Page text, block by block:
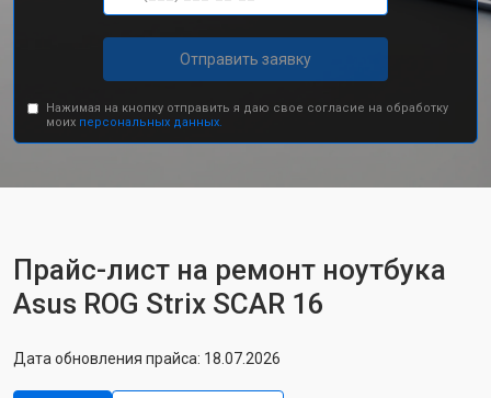
Отправить заявку
Нажимая на кнопку отправить я даю свое согласие на обработку
моих персональных данных.
Прайс-лист на ремонт ноутбука
Asus ROG Strix SCAR 16
Дата обновления прайса: 18.07.2026